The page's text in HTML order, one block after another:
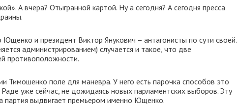
А вчера? Отыгранной картой. Ну а сегодня? А сегодня пресса
и президент Виктор Янукович – антагонисты по сути своей.
администрированием) случается и такое, что две
противоположности.
Тимошенко поле для маневра. У него есть парочка способов это
уже сейчас, не дожидаясь новых парламентских выборов. Эту
партия выдвигает премьером именно Ющенко.